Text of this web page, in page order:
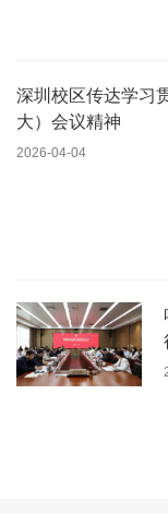
深圳校区传达学习
大）会议精神
2026-04-04